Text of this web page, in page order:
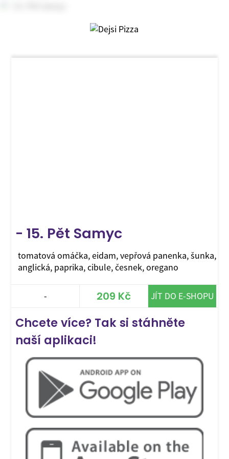
- 15. Pět Samyc
tomatová omáčka, eidam, vepřová panenka, šunka,
anglická, paprika, cibule, česnek, oregano
- 209 Kč JÍT DO E-SHOPU
Chcete více? Tak si stáhněte
naší aplikaci!